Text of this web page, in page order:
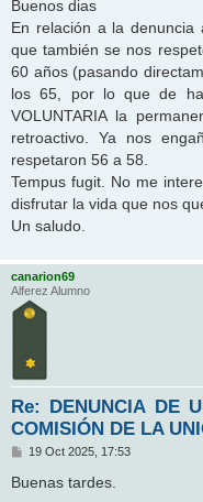
s
a
e
Buenos dias
En relación a la
que también se nos
60 años (pasando
los 65, por lo que de
VOLUNTARIA la
retroactivo. Ya nos
respetaron 56 a 58.
Tempus fugit. No me
disfrutar la vida que nos
Un saludo.
canarion69
Alferez Alumno
Re: DENUNCIA DE
COMISIÓN DE LA
M
n
19 Oct 2025, 17:53
Buenas tardes.